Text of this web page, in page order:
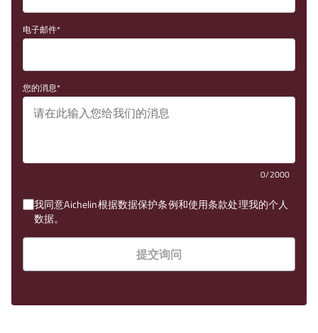
电子邮件
您的消息
0/2000
我同意Aichelin根据数据保护条例和使用条款处理我的个人
数据。
提交询问